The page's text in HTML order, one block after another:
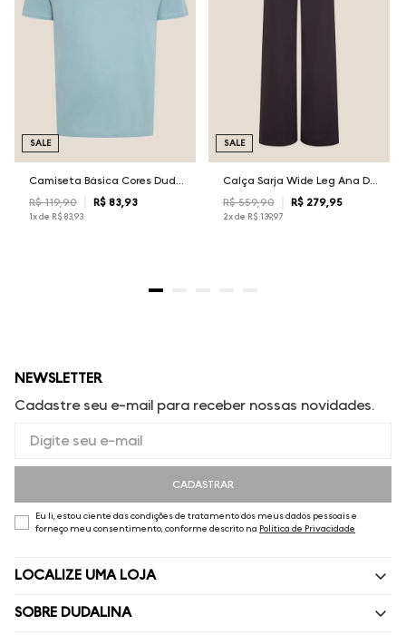
R$ 119,90 R$ 83, 93
1x de R$ 83,93
SALE
Calça Sarja Wide Leg Ana Dudalina Feminina
R$ 559,90 R$ 279, 95
2x de R$ 139,97
SALE
NEWSLETTER
Cadastre seu e-mail para receber nossas novidades.
CADASTRAR
Eu li, estou ciente das condições de tratamento dos meus dados pessoais e
forneço meu consentimento, conforme descrito na Política de Privacidade
LOCALIZE UMA LOJA
SOBRE DUDALINA